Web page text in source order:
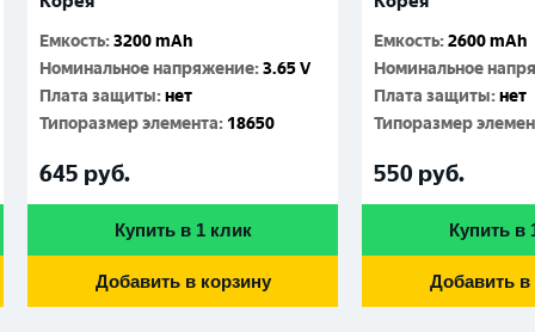
Емкость:3200 mAh
Номинальное напряжение:3.65 V
Плата защиты:нет
Типоразмер элемента: 18650
645 руб.
Купить в 1 клик
Добавить в корзину
Емкость:2600 mAh
Номинальное
Плата защиты:нет
Типоразмер
550 руб.
Купить в
Добавить в